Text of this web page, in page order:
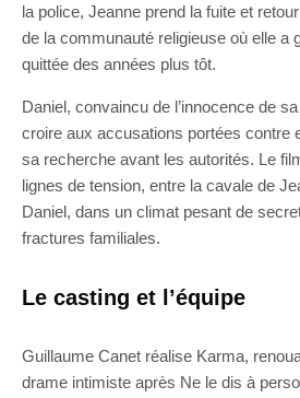
la police, Jeanne prend la fuite et
de la communauté religieuse où elle a
quittée des années plus tôt.
Daniel, convaincu de l’innocence de
croire aux accusations portées contre
sa recherche avant les autorités. Le
lignes de tension, entre la cavale de
Daniel, dans un climat pesant de
fractures familiales.
Le casting et l’équipe
Guillaume Canet réalise Karma,
drame intimiste après Ne le dis à